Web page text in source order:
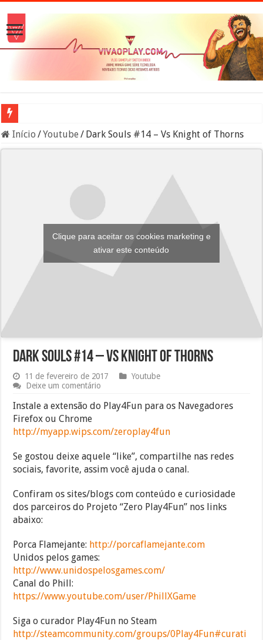
A verdade sobre os Namekuseijins – DRAGON BALL #News
Início /Youtube / Dark Souls #14 – Vs Knight of Thorns
Clique para aceitar os cookies marketing e
ativar este conteúdo
Dark Souls #14 – Vs Knight of Thorns
11 de fevereiro de 2017
Youtube
Deixe um comentário
Instale a extensão do Play4Fun para os Navegadores
Firefox ou Chrome
http://myapp.wips.com/zeroplay4fun
Se gostou deixe aquele “like”, compartilhe nas redes
sociais, favorite, assim você ajuda o canal.
Confiram os sites/blogs com conteúdo e curiosidade
dos parceiros do Projeto “Zero Play4Fun” nos links
abaixo:
Porca Flamejante: http://porcaflamejante.com
Unidos pelos games:
http://www.unidospelosgames.com/
Canal do Phill:
https://www.youtube.com/user/PhillXGame
Siga o curador Play4Fun no Steam
http://steamcommunity.com/groups/0Play4Fun#curati